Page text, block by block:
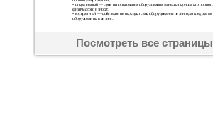
Посмотреть все страницы